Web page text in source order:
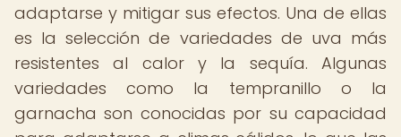
adaptarse y mitigar sus efectos. Una de ellas
es la selección de variedades de uva más
resistentes al calor y la sequía. Algunas
variedades como la tempranillo o la
garnacha son conocidas por su capacidad